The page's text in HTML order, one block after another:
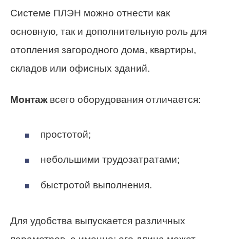
Системе ПЛЭН можно отнести как
основную, так и дополнительную роль для
отопления загородного дома, квартиры,
складов или офисных зданий.
Монтажвсего оборудования отличается:
простотой;
небольшими трудозатратами;
быстротой выполнения.
Для удобства выпускается различных